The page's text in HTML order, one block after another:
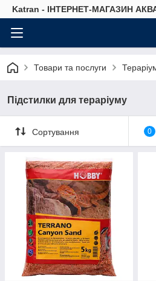
Katran - ІНТЕРНЕТ-МАГАЗИН
Товари та послуги
Підстилки для тераріуму
Сортування 0